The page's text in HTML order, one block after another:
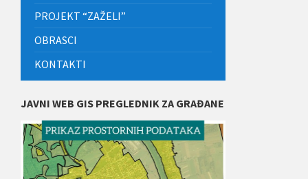
PROJEKT “ZAŽELI”
OBRASCI
KONTAKTI
JAVNI WEB GIS PREGLEDNIK ZA GRAĐANE